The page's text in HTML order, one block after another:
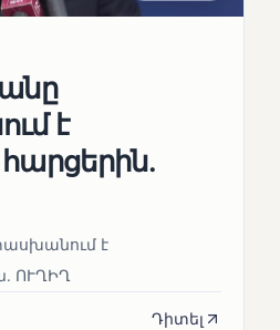
է
է
ՈՒՂԻՂ
Դիտել